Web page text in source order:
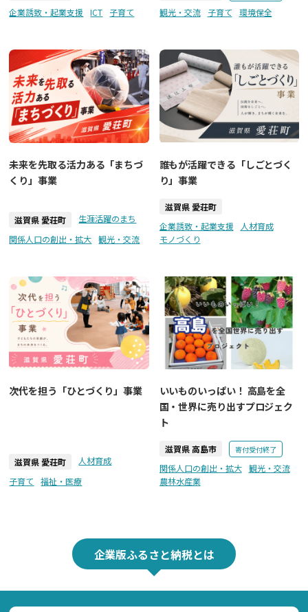
企業誘致・起業支援
ICT 子育て 観光・交流 子育て 環境保全
未来を先取る活力ある「まちづ
くり」事業
滋賀県 愛荘町
生涯活躍のまち
関係人口の創出・拡大
観光・交流
誰もが活躍できる「しごとづく
り」事業
滋賀県 愛荘町
企業誘致・起業支援
人材育成
モノづくり
次代を担う「ひとづくり」事業
滋賀県 愛荘町
人材育成
子育て
福祉・医療
いいものいっぱい！ 高島を全
国・世界に売り出すプロジェク
ト
滋賀県 高島市 寄付受付終了
関係人口の創出・拡大
観光・交流
農林水産業
企業版ふるさと納税とは